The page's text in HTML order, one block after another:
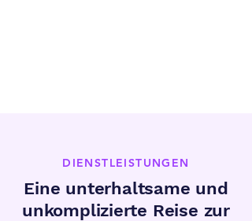
DIENSTLEISTUNGEN
Eine unterhaltsame und
unkomplizierte Reise zur